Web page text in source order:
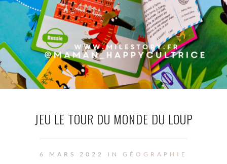
JEU LE TOUR DU MONDE DU LOUP
6 MARS 2022 IN GÉOGRAPHIE